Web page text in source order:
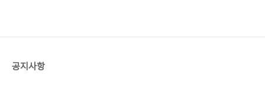
료django로 배우는 쉽고 빠른 파이썬 웹프로그래
공지사항